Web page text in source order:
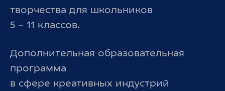
творчества для школьников
5 – 11 классов.
Дополнительная образовательная
программа
в сфере креативных индустрий